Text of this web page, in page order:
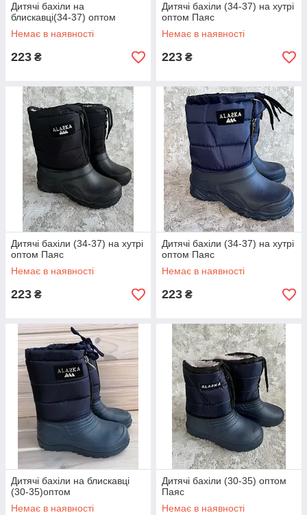
Дитячі бахіли на
блискавці(34-37) оптом
Немає в наявності
223 ₴
Дитячі бахіли (34-37) на хутрі
оптом Паяс
Немає в наявності
223 ₴
Дитячі бахіли (34-37) на хутрі
оптом Паяс
Немає в наявності
223 ₴
Дитячі бахіли (34-37) на хутрі
оптом Паяс
Немає в наявності
223 ₴
Дитячі бахіли на блискавці
(30-35)оптом
Немає в наявності
Дитячі бахіли (30-35) оптом
Паяс
Немає в наявності